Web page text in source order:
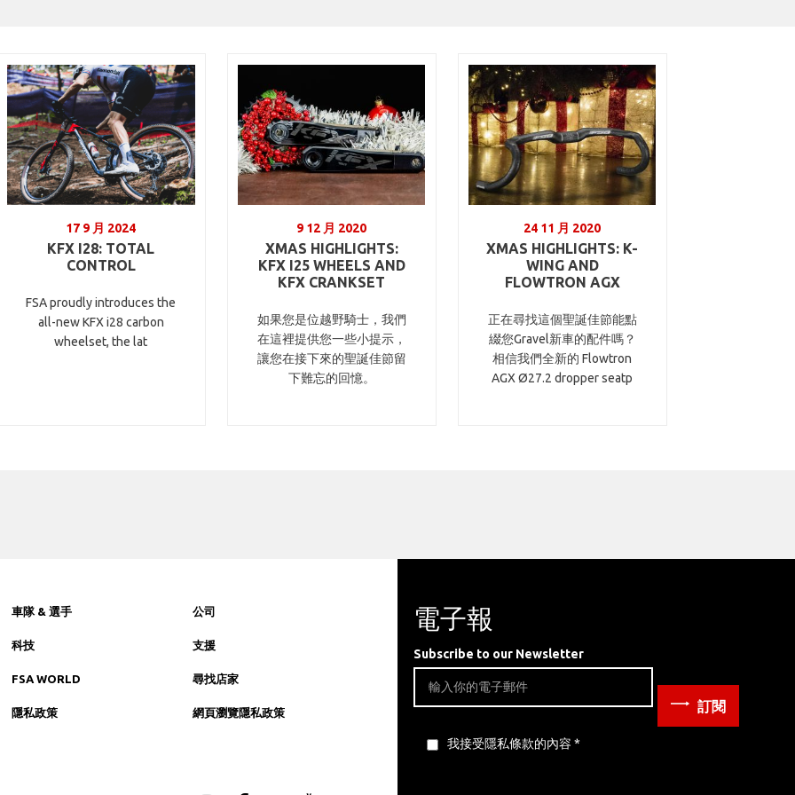
17 9 月 2024
KFX I28: TOTAL
CONTROL
FSA proudly introduces the
all-new KFX i28 carbon
wheelset, the lat
9 12 月 2020
XMAS HIGHLIGHTS:
KFX I25 WHEELS AND
KFX CRANKSET
如果您是位越野騎士，我們
在這裡提供您一些小提示，
讓您在接下來的聖誕佳節留
下難忘的回憶。
24 11 月 2020
XMAS HIGHLIGHTS: K-
WING AND
FLOWTRON AGX
正在尋找這個聖誕佳節能點
綴您Gravel新車的配件嗎？
相信我們全新的 Flowtron
AGX Ø27.2 dropper seatp
車隊 & 選手 公司
科技 支援
FSA WORLD 尋找店家
隱私政策 網頁瀏覽隱私政策
電子報
Subscribe to our Newsletter
訂閱
我接受隱私條款的內容 *